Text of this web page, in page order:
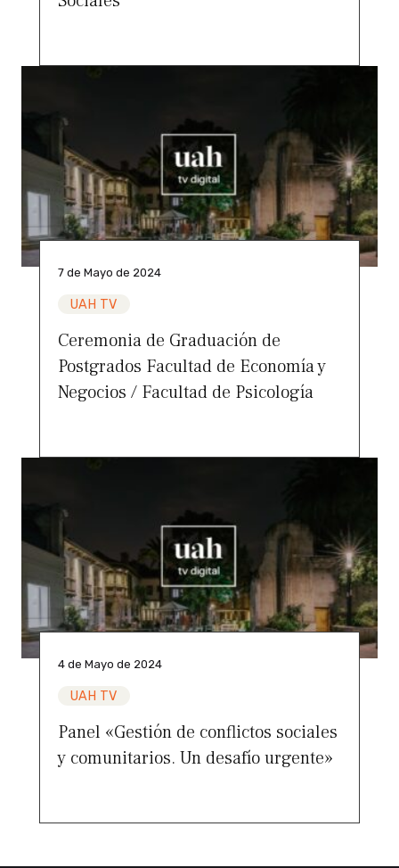
7 de Mayo de 2024
UAH TV
Ceremonia de Graduación de
Postgrados Facultad de Economía y
Negocios / Facultad de Psicología
4 de Mayo de 2024
UAH TV
Panel «Gestión de conflictos sociales
y comunitarios. Un desafío urgente»